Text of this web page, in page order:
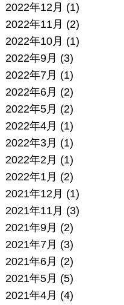
2022年12月 (1)
2022年11月 (2)
2022年10月 (1)
2022年9月 (3)
2022年7月 (1)
2022年6月 (2)
2022年5月 (2)
2022年4月 (1)
2022年3月 (1)
2022年2月 (1)
2022年1月 (2)
2021年12月 (1)
2021年11月 (3)
2021年9月 (2)
2021年7月 (3)
2021年6月 (2)
2021年5月 (5)
2021年4月 (4)